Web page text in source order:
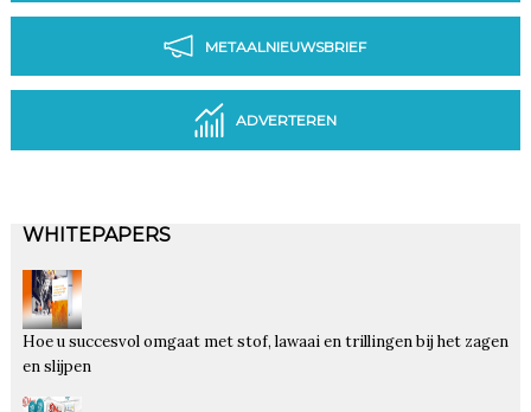
METAALNIEUWSBRIEF
ADVERTEREN
WHITEPAPERS
Hoe u succesvol omgaat met stof, lawaai en trillingen bij het zagen
en slijpen